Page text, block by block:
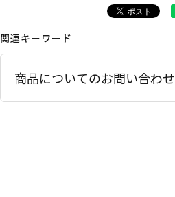
関連キーワード
商品についてのお問い合わせ